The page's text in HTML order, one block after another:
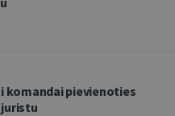
komandai pievienoties